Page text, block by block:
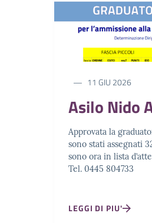
11 GIU 2026
Asilo Nido
Approvata la
sono stati assegnati
sono ora in lista
Tel. 0445 804733
LEGGI DI PIU'